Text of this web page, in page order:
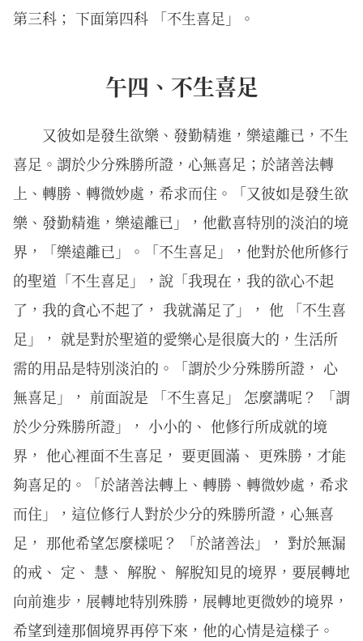
第三科； 下面第四科 「不生喜足」。
午四、不生喜足
又彼如是發生欲樂、發勤精進，樂遠離已，不生
喜足。謂於少分殊勝所證，心無喜足；於諸善法轉
上、轉勝、轉微妙處，希求而住。「又彼如是發生欲
樂、發勤精進，樂遠離已」，他歡喜特別的淡泊的境
界，「樂遠離已」。「不生喜足」，他對於他所修行
的聖道「不生喜足」，說「我現在，我的欲心不起
了，我的貪心不起了， 我就滿足了」， 他 「不生喜
足」， 就是對於聖道的愛樂心是很廣大的，生活所
需的用品是特別淡泊的。「謂於少分殊勝所證， 心
無喜足」， 前面說是 「不生喜足」 怎麼講呢？ 「謂
於少分殊勝所證」， 小小的、 他修行所成就的境
界， 他心裡面不生喜足， 要更圓滿、 更殊勝，才能
夠喜足的。「於諸善法轉上、轉勝、轉微妙處，希求
而住」，這位修行人對於少分的殊勝所證，心無喜
足， 那他希望怎麼樣呢？ 「於諸善法」， 對於無漏
的戒、 定、 慧、 解脫、 解脫知見的境界，要展轉地
向前進步，展轉地特別殊勝，展轉地更微妙的境界，
希望到達那個境界再停下來，他的心情是這樣子。